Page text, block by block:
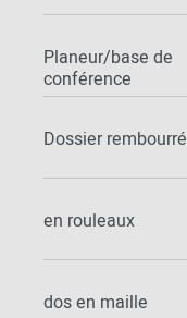
Planeur/base de
conférence
Dossier rembourré
en rouleaux
dos en maille